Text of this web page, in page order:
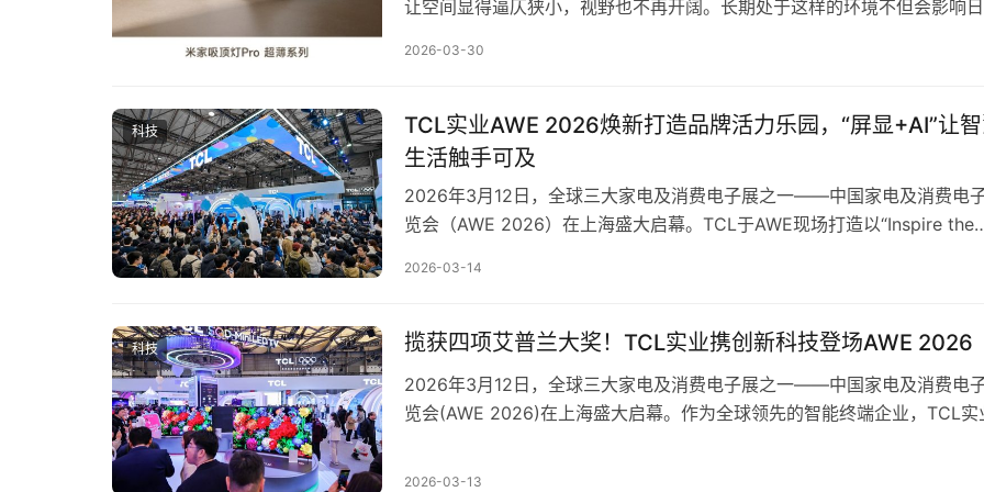
让空间显得逼仄狭小，视野也不再开阔。长期处于这样的环境不但会影响日
的核心照明设备，多以厚重笨拙的形态出现，不仅无法与现代简约审美趋
的护眼健康？米…
2026-03-30
科技
TCL实业AWE 2026焕新打造品牌活力乐园，“屏显+AI”让
生活触手可及
2026年3月12日，全球三大家电及消费电子展之一——中国家电及消费电
览会（AWE 2026）在上海盛大启幕。TCL于AWE现场打造以“Inspire the
2026-03-14
科技 揽获四项艾普兰大奖！TCL实业携创新科技登场AWE 2026
2026年3月12日，全球三大家电及消费电子展之一——中国家电及消费电
览会(AWE 2026)在上海盛大启幕。作为全球领先的智能终端企业，TCL实
LED显示技术的机皇TCL X11L获得艾普兰金奖，雷鸟X3 Pro AR眼镜、TCL
2026-03-13